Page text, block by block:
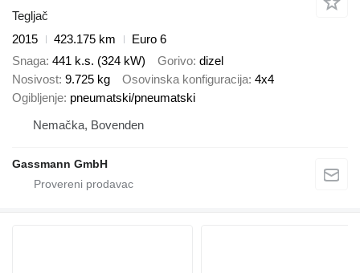
Tegljač
2015
423.175 km
Euro 6
Snaga 441 k.s. (324 kW) Gorivo dizel
Nosivost 9.725 kg Osovinska konfiguracija 4x4
Ogibljenje pneumatski/pneumatski
Nemačka, Bovenden
Gassmann GmbH